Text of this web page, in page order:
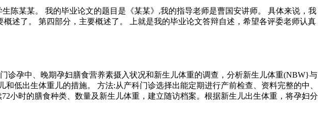
陈某某。 我的毕业论文的题目是《某某》,我的指导老师是曹国安讲师。 具体来说，我
述了。 第四部分，主要概述了。 上就是我的毕业论文答辩自述，希望各评委老师认真
诊孕中、晚期孕妇膳食营养素摄入状况和新生儿体重的调查，分析新生儿体重(NBW}与
低出生体重儿的措施。 方法:从产科门诊选择出能定期进行产前检查、资料完整的中、
小时的膳食种类、数量及新生儿体重，建立随访档案。根据新生儿出生体重，将孕妇分